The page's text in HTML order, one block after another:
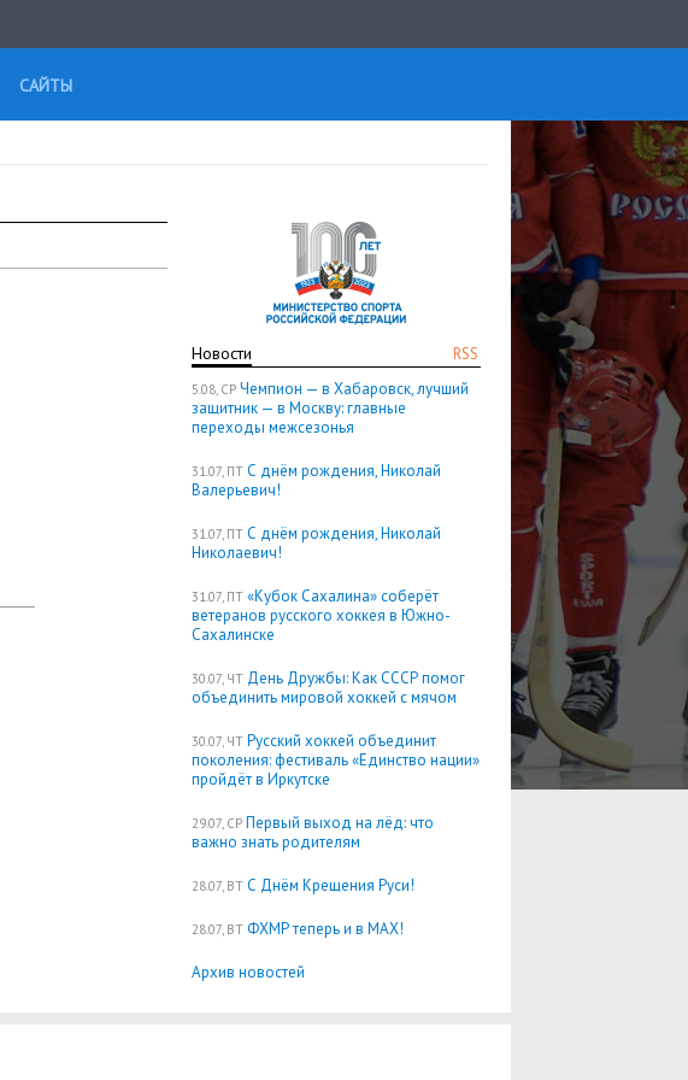
САЙТЫ
RSS
Новости
5.08, СР Чемпион — в Хабаровск, лучший
защитник — в Москву: главные
переходы межсезонья
31.07, ПТ С днём рождения, Николай
Валерьевич!
31.07, ПТ С днём рождения, Николай
Николаевич!
31.07, ПТ «Кубок Сахалина» соберёт
ветеранов русского хоккея в Южно-
Сахалинске
30.07, ЧТ День Дружбы: Как СССР помог
объединить мировой хоккей с мячом
30.07, ЧТ Русский хоккей объединит
поколения: фестиваль «Единство нации»
пройдёт в Иркутске
29.07, СР Первый выход на лёд: что
важно знать родителям
28.07, ВТ С Днём Крещения Руси!
28.07, ВТ ФХМР теперь и в MAX!
Архив новостей